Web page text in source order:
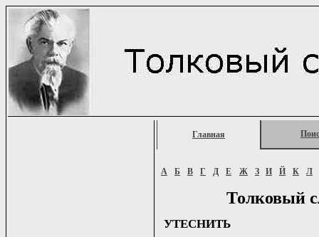
Главная
А Б В Г Д Е Ж З И Й К Л
Толковый
УТЕСНИТЬ